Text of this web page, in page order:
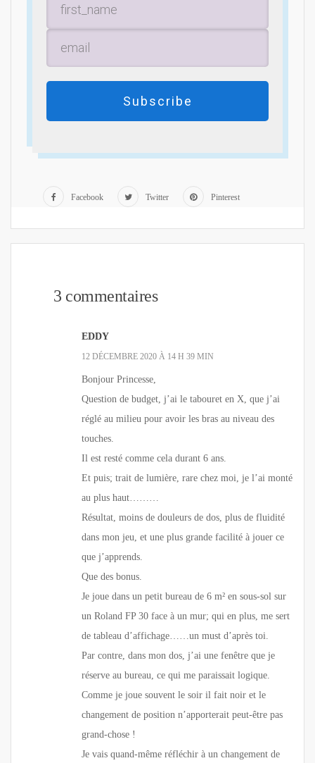
Subscribe
Facebook Twitter Pinterest
3 commentaires
EDDY
12 DÉCEMBRE 2020 À 14 H 39 MIN
Bonjour Princesse,
Question de budget, j’ai le tabouret en X, que j’ai
réglé au milieu pour avoir les bras au niveau des
touches.
Il est resté comme cela durant 6 ans.
Et puis; trait de lumière, rare chez moi, je l’ai monté
au plus haut………
Résultat, moins de douleurs de dos, plus de fluidité
dans mon jeu, et une plus grande facilité à jouer ce
que j’apprends.
Que des bonus.
Je joue dans un petit bureau de 6 m² en sous-sol sur
un Roland FP 30 face à un mur; qui en plus, me sert
de tableau d’affichage……un must d’après toi.
Par contre, dans mon dos, j’ai une fenêtre que je
réserve au bureau, ce qui me paraissait logique.
Comme je joue souvent le soir il fait noir et le
changement de position n’apporterait peut-être pas
grand-chose !
Je vais quand-même réfléchir à un changement de